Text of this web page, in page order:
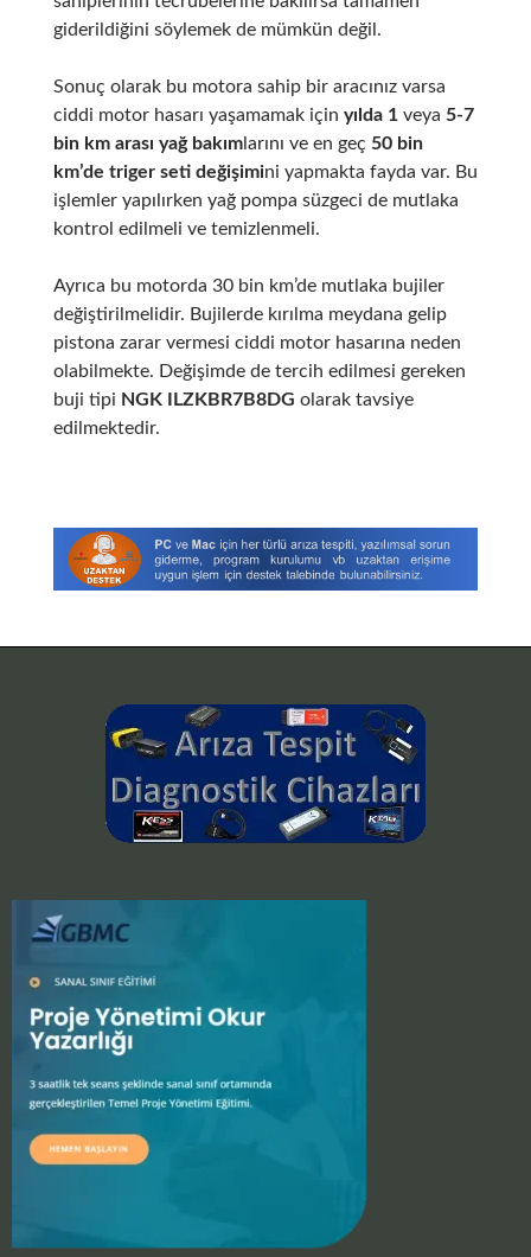
giderildiğini söylemek de mümkün değil.
Sonuç olarak bu motora sahip bir aracınız varsa
ciddi motor hasarı yaşamamak için yılda 1veya 5-7
bin km arası yağ bakımlarını ve en geç 50 bin
km’de triger seti değişimini yapmakta fayda var. Bu
işlemler yapılırken yağ pompa süzgeci de mutlaka
kontrol edilmeli ve temizlenmeli.
Ayrıca bu motorda 30 bin km’de mutlaka bujiler
değiştirilmelidir. Bujilerde kırılma meydana gelip
pistona zarar vermesi ciddi motor hasarına neden
olabilmekte. Değişimde de tercih edilmesi gereken
buji tipi NGK ILZKBR7B8DG olarak tavsiye
edilmektedir.